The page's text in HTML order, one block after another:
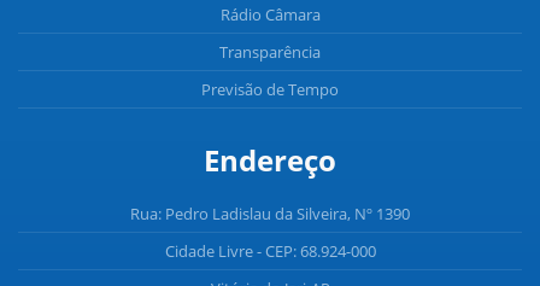
Rádio Câmara
Transparência
Previsão de Tempo
Endereço
Rua: Pedro Ladislau da Silveira, Nº 1390
Cidade Livre - CEP: 68.924-000